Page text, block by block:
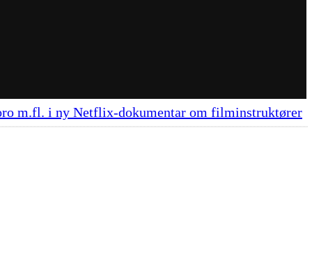
m.fl. i ny Netflix-dokumentar om filminstruktører